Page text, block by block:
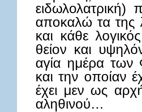
ειδωλολατρική)
αποκαλώ τα της
και κάθε
θείον και
αγία ημέρα των
και την οποίαν
έχει μεν ως
αληθινού…